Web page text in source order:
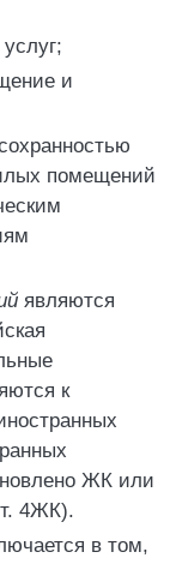
и
помещений
являются
к
ЖК или
4ЖК).
в том,